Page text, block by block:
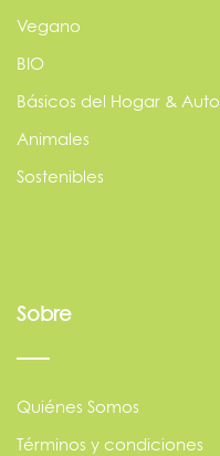
Vegano
BIO
Básicos del Hogar & Auto
Animales
Sostenibles
Sobre
Quiénes Somos
Términos y condiciones